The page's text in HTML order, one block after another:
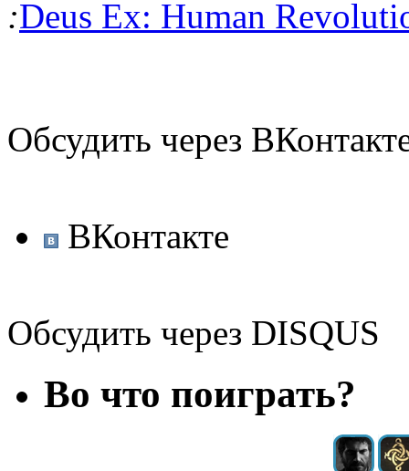
Отправить
:Deus Ex: Human
Обсудить через
ВКонтакте
Обсудить через DISQUS
Во что поиграть?